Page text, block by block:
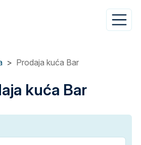
Prodaja kuća Bar
kuća Bar